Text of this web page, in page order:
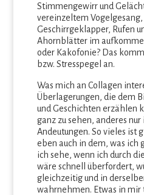
Stimmengewirr und
vereinzeltem
Geschirrgeklapper, Rufen
Ahornblätter im
oder Kakofonie? Das
bzw. Stresspegel an.
Was mich an Collagen
Überlagerungen, die dem
und Geschichten erzählen
ganz zu sehen, anderes
Andeutungen. So vieles ist
eben auch in dem, was ich
ich sehe, wenn ich durch
wäre schnell überfordert,
gleichzeitig und in
wahrnehmen. Etwas in